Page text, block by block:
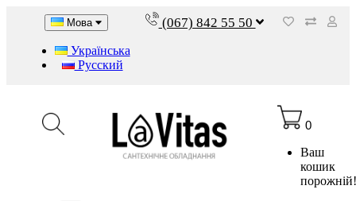
Мова
Українська
Русский
(067) 842 55 50
0
Ваш
кошик